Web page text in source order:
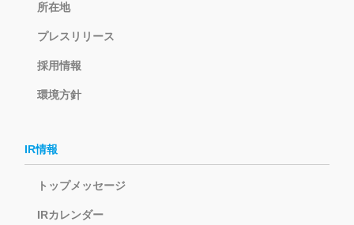
所在地
プレスリリース
採用情報
環境方針
IR情報
トップメッセージ
IRカレンダー